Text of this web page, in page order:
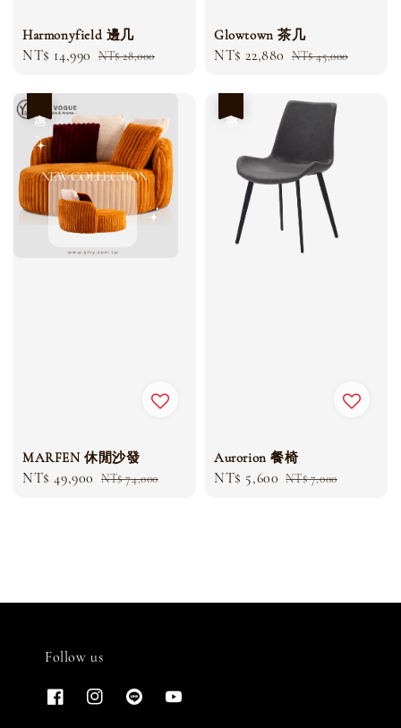
Harmonyfield 邊几
Sale
NT$ 14,990 Regular
NT$ 28,000
Glowtown 茶几
Sale
NT$ 22,880 Regular
NT$ 45,000
MARFEN 休閒沙發
Sale
NT$ 49,900 Regular
NT$ 74,000
Aurorion 餐椅
Sale
NT$ 5,600 Regular
NT$ 7,000
Follow us